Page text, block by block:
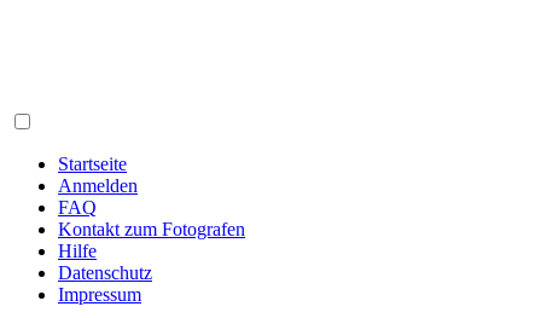
Startseite
Anmelden
FAQ
Kontakt zum Fotografen
Hilfe
Datenschutz
Impressum